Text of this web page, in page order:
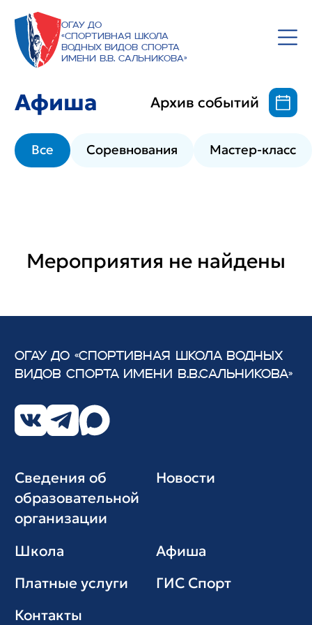
ОГАУ ДО
«Спортивная школа
водных видов спорта
имени В.В. Сальникова»
Афиша Архив событий
Все Соревнования Мастер-класс
Мероприятия не найдены
ОГАУ ДО «СПОРТИВНАЯ ШКОЛА ВОДНЫХ
ВИДОВ СПОРТА ИМЕНИ В.В.САЛЬНИКОВА»
Сведения об
образовательной
организации
Новости
Школа
Афиша
Платные услуги
ГИС Cпорт
Контакты